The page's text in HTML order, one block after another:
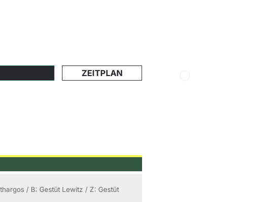
ZEITPLAN
/ B: Gestüt Lewitz / Z: Gestüt